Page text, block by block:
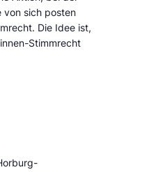
von sich posten
Die Idee ist,
Stimmrecht